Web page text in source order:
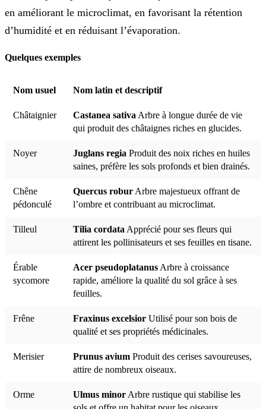
en améliorant le microclimat, en favorisant la rétention
d’humidité et en réduisant l’évaporation.
Quelques exemples
Nom usuel Nom latin et descriptif
Châtaignier Castanea sativa Arbre à longue durée de vie
qui produit des châtaignes riches en glucides.
Noyer Juglans regia Produit des noix riches en huiles
saines, préfère les sols profonds et bien drainés.
Chêne
pédonculé
Quercus robur Arbre majestueux offrant de
l’ombre et contribuant au microclimat.
Tilleul Tilia cordata Apprécié pour ses fleurs qui
attirent les pollinisateurs et ses feuilles en tisane.
Érable
sycomore
Acer pseudoplatanus Arbre à croissance
rapide, améliore la qualité du sol grâce à ses
feuilles.
Frêne Fraxinus excelsior Utilisé pour son bois de
qualité et ses propriétés médicinales.
Merisier Prunus avium Produit des cerises savoureuses,
attire de nombreux oiseaux.
Orme Ulmus minor Arbre rustique qui stabilise les